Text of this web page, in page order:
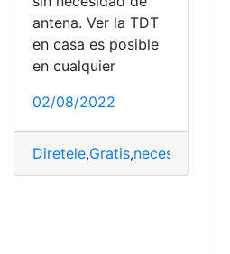
antena. Ver la TDT
en casa es posible
en cualquier
02/08/2022
Diretele,Gratis,necesidades